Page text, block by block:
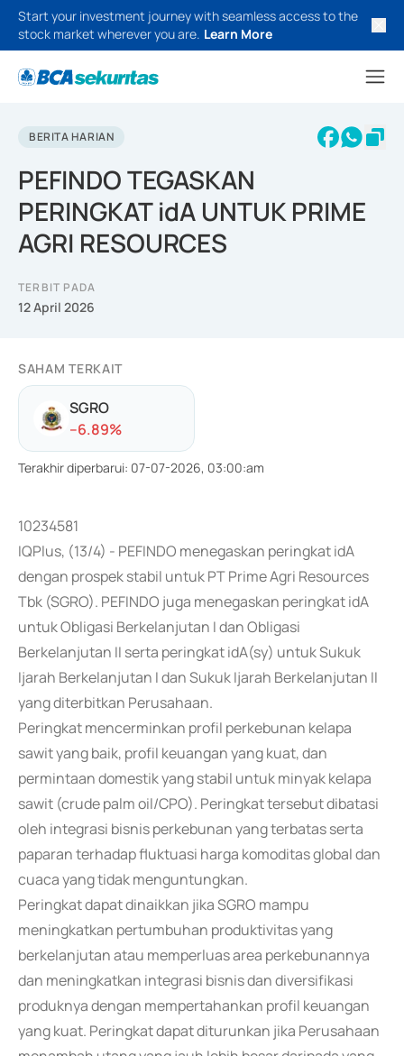
Start your investment journey with seamless access to the
stock market wherever you are. Learn More
BERITA HARIAN
PEFINDO TEGASKAN
PERINGKAT idA UNTUK PRIME
AGRI RESOURCES
TERBIT PADA
12 April 2026
SAHAM TERKAIT
SGRO
--6.89%
Terakhir diperbarui: 07-07-2026, 03:00:am
10234581
IQPlus, (13/4) - PEFINDO menegaskan peringkat idA
dengan prospek stabil untuk PT Prime Agri Resources
Tbk (SGRO). PEFINDO juga menegaskan peringkat idA
untuk Obligasi Berkelanjutan I dan Obligasi
Berkelanjutan II serta peringkat idA(sy) untuk Sukuk
Ijarah Berkelanjutan I dan Sukuk Ijarah Berkelanjutan II
yang diterbitkan Perusahaan.
Peringkat mencerminkan profil perkebunan kelapa
sawit yang baik, profil keuangan yang kuat, dan
permintaan domestik yang stabil untuk minyak kelapa
sawit (crude palm oil/CPO). Peringkat tersebut dibatasi
oleh integrasi bisnis perkebunan yang terbatas serta
paparan terhadap fluktuasi harga komoditas global dan
cuaca yang tidak menguntungkan.
Peringkat dapat dinaikkan jika SGRO mampu
meningkatkan pertumbuhan produktivitas yang
berkelanjutan atau memperluas area perkebunannya
dan meningkatkan integrasi bisnis dan diversifikasi
produknya dengan mempertahankan profil keuangan
yang kuat. Peringkat dapat diturunkan jika Perusahaan